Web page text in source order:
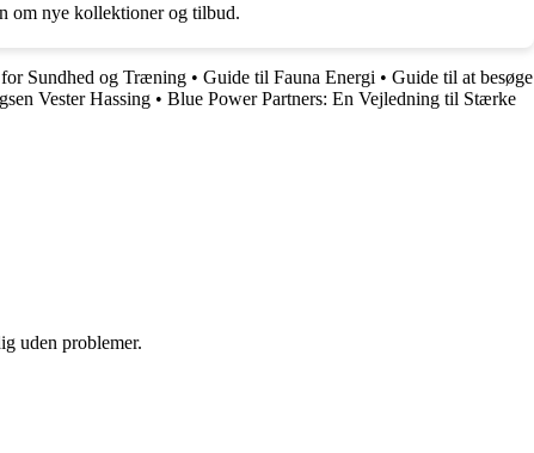
om nye kollektioner og tilbud.
Sundhed og Træning • Guide til Fauna Energi • Guide til at besøge
Vester Hassing • Blue Power Partners: En Vejledning til Stærke
uden problemer.